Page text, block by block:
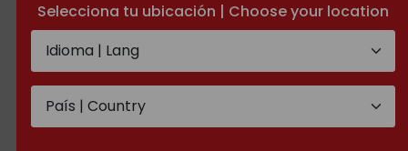
Selecciona tu ubicación | Choose your location
guide